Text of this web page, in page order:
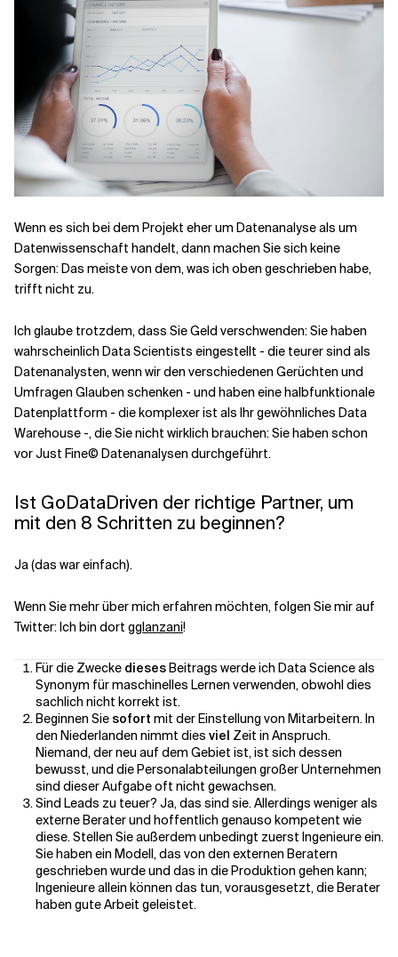
Wenn es sich bei dem Projekt eher um Datenanalyse als um
Datenwissenschaft handelt, dann machen Sie sich keine
Sorgen: Das meiste von dem, was ich oben geschrieben habe,
trifft nicht zu.
Ich glaube trotzdem, dass Sie Geld verschwenden: Sie haben
wahrscheinlich Data Scientists eingestellt - die teurer sind als
Datenanalysten, wenn wir den verschiedenen Gerüchten und
Umfragen Glauben schenken - und haben eine halbfunktionale
Datenplattform - die komplexer ist als Ihr gewöhnliches Data
Warehouse -, die Sie nicht wirklich brauchen: Sie haben schon
vor Just Fine©️ Datenanalysen durchgeführt.
Ist GoDataDriven der richtige Partner, um
mit den 8 Schritten zu beginnen?
Ja (das war einfach).
Wenn Sie mehr über mich erfahren möchten, folgen Sie mir auf
Twitter: Ich bin dort gglanzani!
Für die Zwecke diesesBeitrags werde ich Data Science als
Synonym für maschinelles Lernen verwenden, obwohl dies
sachlich nicht korrekt ist.
Beginnen Sie sofort mit der Einstellung von Mitarbeitern. In
den Niederlanden nimmt dies viel Zeit in Anspruch.
Niemand, der neu auf dem Gebiet ist, ist sich dessen
bewusst, und die Personalabteilungen großer Unternehmen
sind dieser Aufgabe oft nicht gewachsen.
Sind Leads zu teuer? Ja, das sind sie. Allerdings weniger als
externe Berater und hoffentlich genauso kompetent wie
diese. Stellen Sie außerdem unbedingt zuerst Ingenieure ein.
Sie haben ein Modell, das von den externen Beratern
geschrieben wurde und das in die Produktion gehen kann;
Ingenieure allein können das tun, vorausgesetzt, die Berater
haben gute Arbeit geleistet.